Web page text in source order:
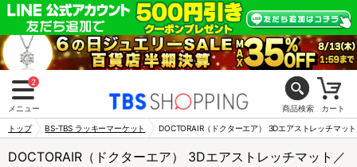
2
メニュー 商品検索 カート
トップ BS-TBS ラッキーマーケット DOCTORAIR（ドクターエア） 3Dエアストレッチマッ
DOCTORAIR（ドクターエア） 3Dエアストレッチマット／